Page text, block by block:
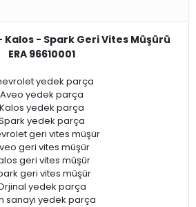
- Spark Geri Vites Müşürü
ERA 96610001
yedek parça
Aveo yedek parça
Kalos yedek parça
yedek parça
geri vites müşür
geri vites müşür
geri vites müşür
geri vites müşür
yedek parça
sanayi yedek parça